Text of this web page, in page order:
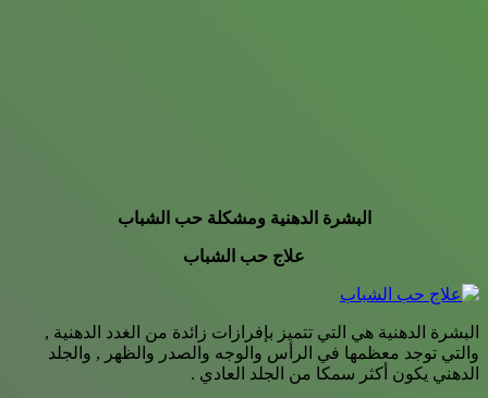
البشرة الدهنية ومشكلة حب الشباب
علاج حب الشباب
البشرة الدهنية هي التي تتميز بإفرازات زائدة من الغدد الدهنية ,
والتي توجد معظمها في الرأس والوجه والصدر والظهر , والجلد
الدهني يكون أكثر سمكا من الجلد العادي .